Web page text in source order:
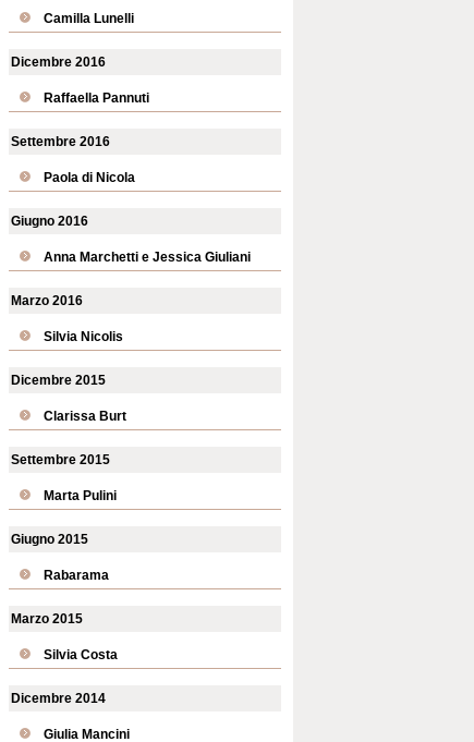
Camilla Lunelli
Dicembre 2016
Raffaella Pannuti
Settembre 2016
Paola di Nicola
Giugno 2016
Anna Marchetti e Jessica Giuliani
Marzo 2016
Silvia Nicolis
Dicembre 2015
Clarissa Burt
Settembre 2015
Marta Pulini
Giugno 2015
Rabarama
Marzo 2015
Silvia Costa
Dicembre 2014
Giulia Mancini